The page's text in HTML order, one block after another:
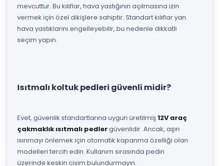
mevcuttur. Bu kılıflar, hava yastığının açılmasına izin
vermek için özel dikişlere sahiptir. Standart kılıflar yan
hava yastıklarını engelleyebilir, bu nedenle dikkatli
seçim yapın.
Isıtmalı koltuk pedleri güvenli midir?
Evet, güvenlik standartlarına uygun üretilmiş 12V araç
çakmaklık ısıtmalı pedlergüvenlidir. Ancak, aşırı
ısınmayı önlemek için otomatik kapanma özelliği olan
modelleri tercih edin. Kullanım sırasında pedin
üzerinde keskin cisim bulundurmayın.